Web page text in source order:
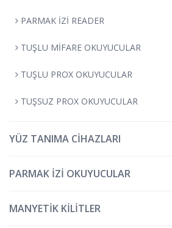
PARMAK İZİ READER
TUŞLU MİFARE OKUYUCULAR
TUŞLU PROX OKUYUCULAR
TUŞSUZ PROX OKUYUCULAR
YÜZ TANIMA CİHAZLARI
PARMAK İZİ OKUYUCULAR
MANYETİK KİLİTLER